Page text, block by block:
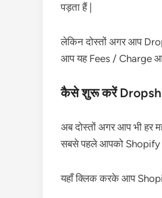
पड़ता हैं |
लेकिन दोस्तों अगर आप
आप यह Fees / Charge
कैसे शुरू करें
अब दोस्तों अगर आप भी हर
सबसे पहले आपको Shopify
यहाँ क्लिक करके आप